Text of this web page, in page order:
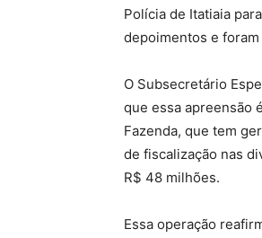
Polícia de Itatiaia
depoimentos e
O Subsecretário
que essa apreensão
Fazenda, que tem
de fiscalização nas
R$ 48 milhões.
Essa operação